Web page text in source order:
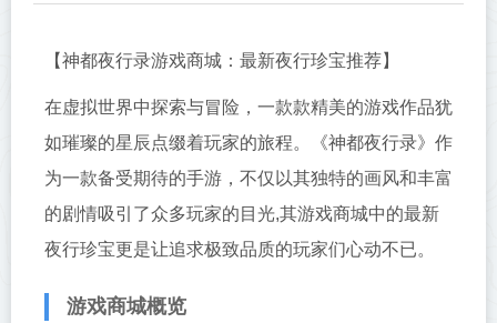
【神都夜行录游戏商城：最新夜行珍宝推荐】
在虚拟世界中探索与冒险，一款款精美的游戏作品犹
如璀璨的星辰点缀着玩家的旅程。《神都夜行录》作
为一款备受期待的手游，不仅以其独特的画风和丰富
的剧情吸引了众多玩家的目光,其游戏商城中的最新
夜行珍宝更是让追求极致品质的玩家们心动不已。
游戏商城概览